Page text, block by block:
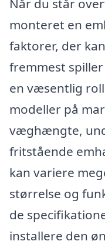
Når du står
monteret en
faktorer, der
fremmest
en væsentlig
modeller på
væghængte,
fritstående
kan variere
størrelse og
de
installere den